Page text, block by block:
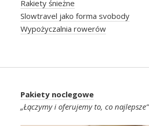
Rakiety śnieżne
Slowtravel jako forma svobody
Wypożyczalnia rowerów
Pakiety noclegowe
„Łączymy i oferujemy to, co najlepsze”